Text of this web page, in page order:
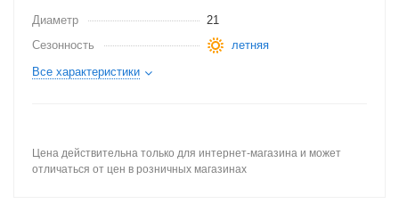
Диаметр
21
Сезонность
летняя
Все характеристики
Цена действительна только для интернет-магазина и может
отличаться от цен в розничных магазинах